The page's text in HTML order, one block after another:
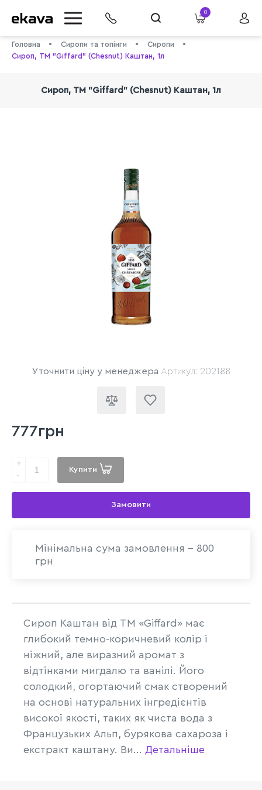
0
Головна Сиропи та топінги
Сиропи
Сироп, ТМ "Giffard" (Chesnut) Каштан, 1л
Сироп, ТМ "Giffard" (Chesnut) Каштан, 1л
Уточнити ціну у менеджера Артикул: 202188
777грн
+
-
Купити
Замовити
Мінімальна сума замовлення - 800
грн
Сироп Каштан від TM «Giffard» має
глибокий темно-коричневий колір і
ніжний, але виразний аромат з
відтінками мигдалю та ванілі. Його
солодкий, огортаючий смак створений
на основі натуральних інгредієнтів
високої якості, таких як чиста вода з
Французьких Альп, бурякова сахароза і
екстракт каштану. Ви... Детальніше